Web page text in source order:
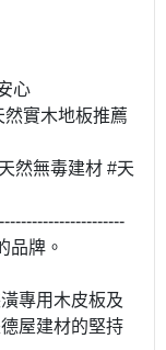
心
實木地板推薦
然無毒建材 #天
品牌。
專用木皮板及
屋建材的堅持